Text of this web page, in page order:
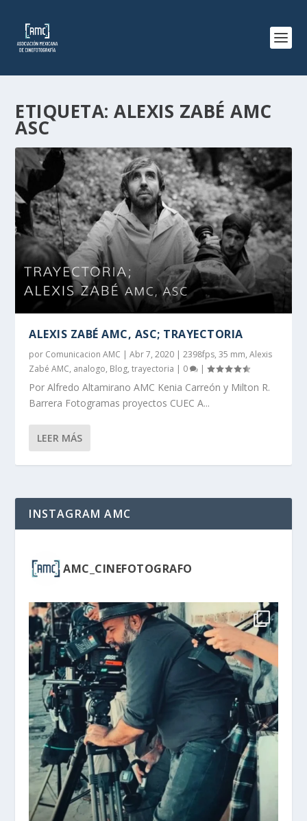
ETIQUETA:ALEXIS ZABÉ AMC
ASC
ALEXIS ZABÉ AMC, ASC; TRAYECTORIA
por Comunicacion AMC |Abr 7, 2020 |2398fps,35 mm,Alexis
Zabé AMC, analogo, Blog,trayectoria | 0 |
Por Alfredo Altamirano AMC Kenia Carreón y Milton R.
Barrera Fotogramas proyectos CUEC A...
LEER MÁS
INSTAGRAM AMC
AMC_CINEFOTOGRAFO